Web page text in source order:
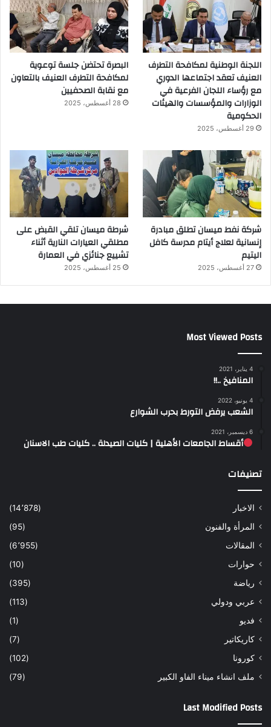
اللجنة الوطنية لمكافحة التطرف
العنيف تعقد اجتماعها الدوري
مع رؤساء اللجان الفرعية في
الوزارات والمؤسسات والهيئات
الحكومية
29 أغسطس، 2025
البصرة تحتضن جلسة توعوية
لمكافحة التطرف العنيف بالتعاون
مع نقابة الصحفيين
28 أغسطس، 2025
شركة نفط ميسان تطلق مبادرة
إنسانية لعلاج أيتام مدرسة كافل
اليتيم
27 أغسطس، 2025
شرطة ميسان تلقي القبض على
مطلقي العيارات النارية أثناء
تشييع جنائزي في العمارة
25 أغسطس، 2025
Most Viewed Posts
4 يناير، 2021
المنافيخ ..!!
4 يونيو، 2022
الشعب يرفض التورط بحرب الشوارع
6 ديسمبر، 2021
أقساط الجامعات الأهلية | كليات الصيدلة .. كليات طب الاسنان
تصنيفات
الاخبار
(14٬878)
المرأة والفنون
(95)
المقالات
(6٬955)
حوارات
(10)
رياضة
(395)
عربي ودولي
(113)
فديو
(1)
كاريكاتير
(7)
كورونا
(102)
ملف انشاء ميناء الفاو الكبير
(79)
Last Modified Posts